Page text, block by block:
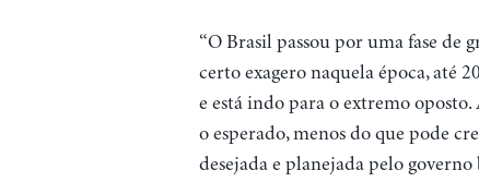
“O Brasil passou por uma fase de
certo exagero naquela época, até
e está indo para o extremo
o esperado, menos do que pode
desejada e planejada pelo